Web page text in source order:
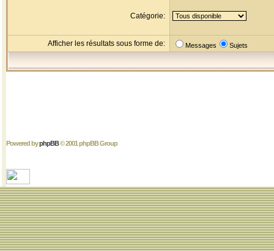
Catégorie:
Afficher les résultats sous forme de: Messages Sujets
Powered byphpBB© 2001 phpBB Group